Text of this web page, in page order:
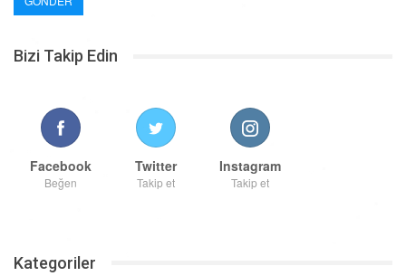
Bizi Takip Edin
Facebook
Beğen
Twitter
Takip et
Instagram
Takip et
Kategoriler